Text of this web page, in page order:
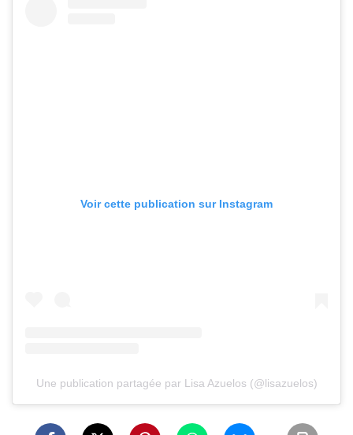
Voir cette publication sur Instagram
Une publication partagée par Lisa Azuelos (@lisazuelos)